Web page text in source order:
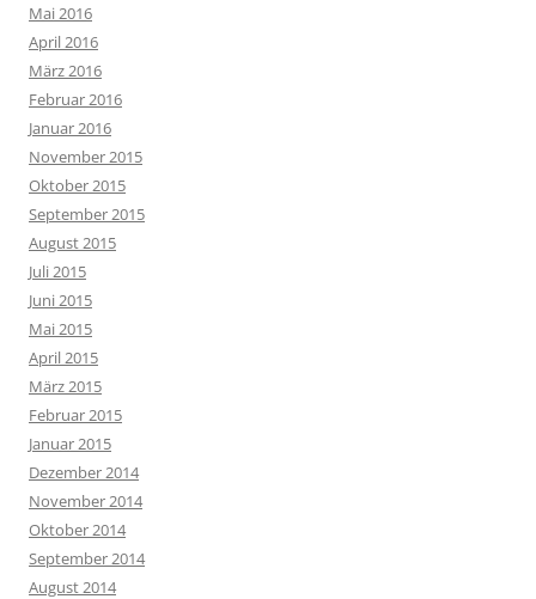
Mai 2016
April 2016
März 2016
Februar 2016
Januar 2016
November 2015
Oktober 2015
September 2015
August 2015
Juli 2015
Juni 2015
Mai 2015
April 2015
März 2015
Februar 2015
Januar 2015
Dezember 2014
November 2014
Oktober 2014
September 2014
August 2014